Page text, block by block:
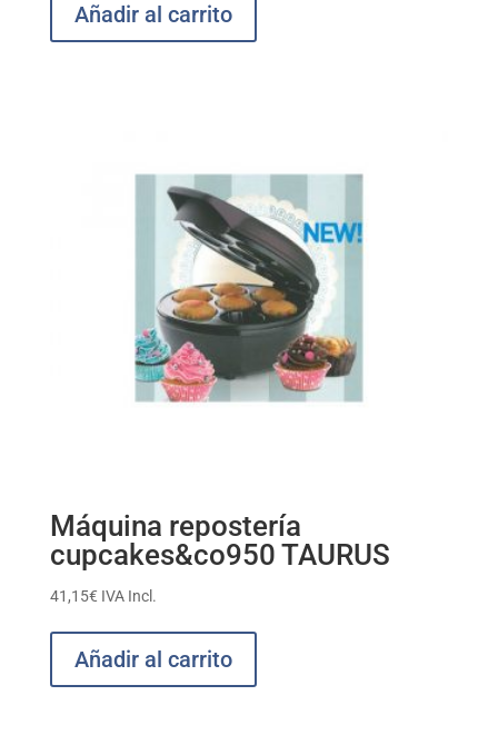
Añadir al carrito
Máquina repostería
cupcakes&co950 TAURUS
41,15€ IVA Incl.
Añadir al carrito